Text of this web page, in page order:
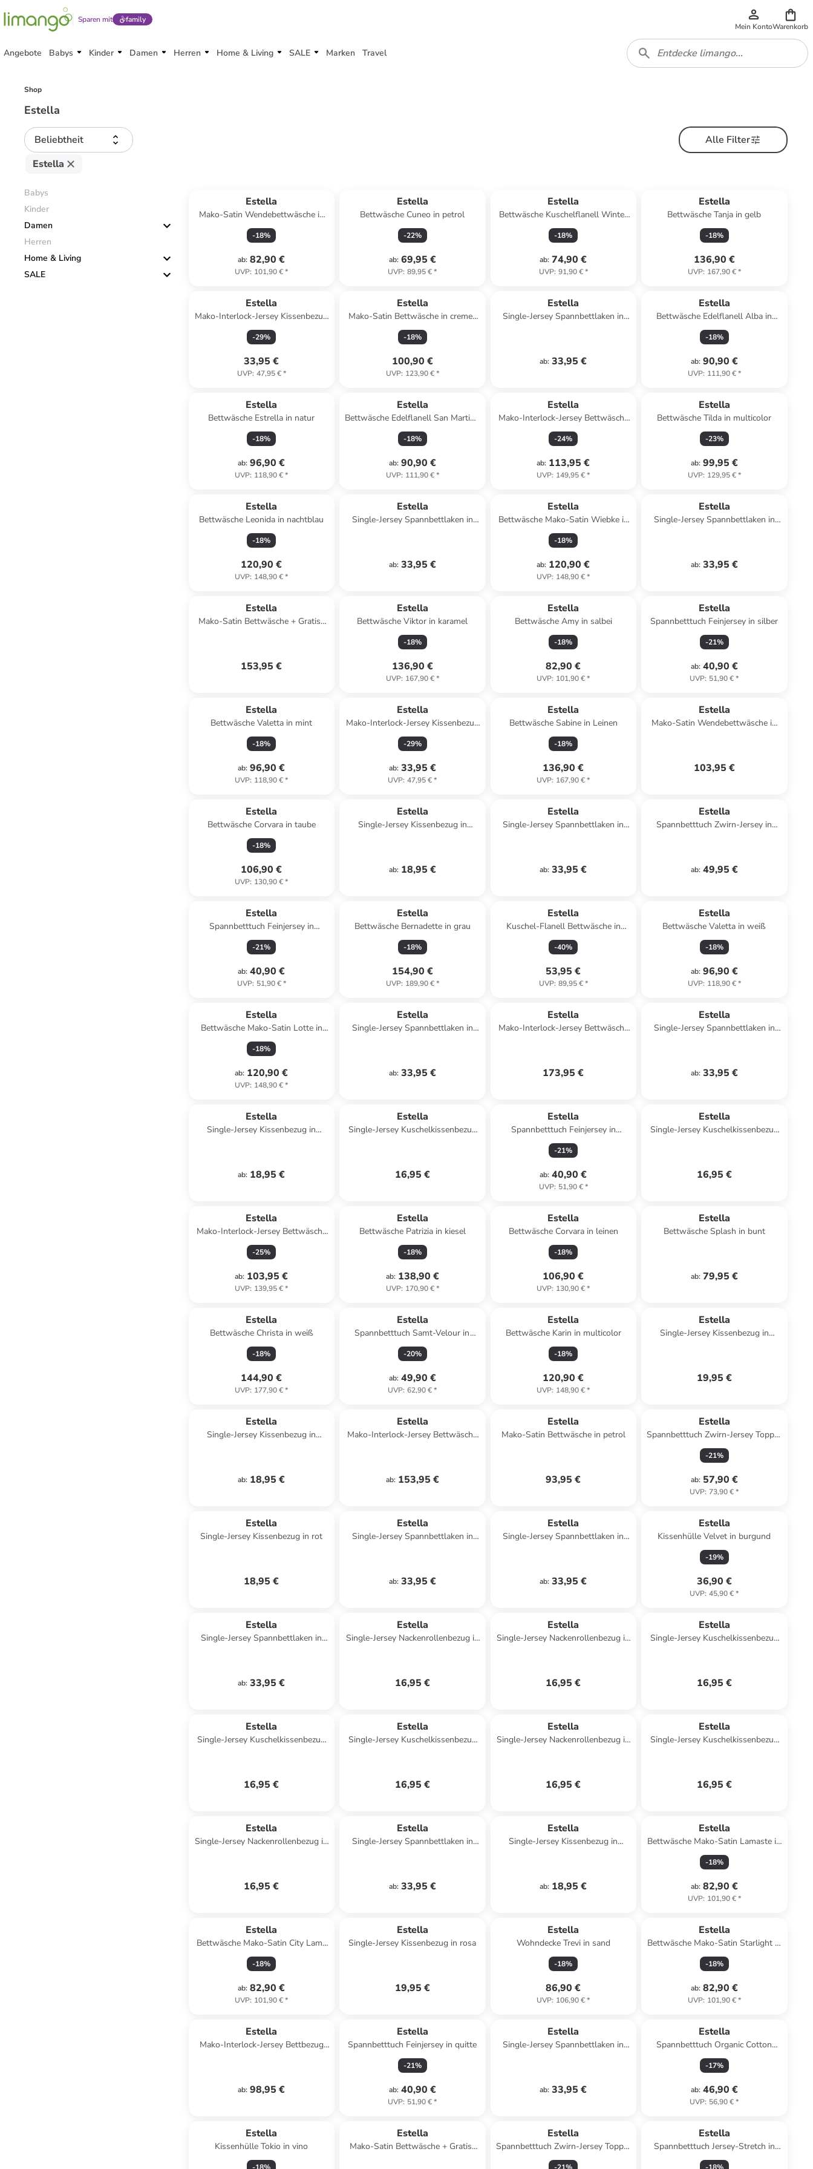
Sparen mit family
Mein KontoWarenkorb
Angebote Babys Kinder Damen Herren Home & Living SALE Marken Travel
Shop
Estella
Beliebtheit
Alle Filter
Estella
Babys
Kinder
Damen
Herren
Home & Living
SALE
Estella
Mako-Satin Wendebettwäsche in
grün
-18%
ab: 82,90 €
UVP: 101,90 €*
Estella
Bettwäsche Cuneo in petrol
-22%
ab: 69,95 €
UVP: 89,95 €*
Estella
Bettwäsche Kuschelflanell Winter
Leaves in gold
-18%
ab: 74,90 €
UVP: 91,90 €*
Estella
Bettwäsche Tanja in gelb
-18%
136,90 €
UVP: 167,90 €*
Estella
Mako-Interlock-Jersey Kissenbezug
in braun-beige-apricot-vanille
-29%
33,95 €
UVP: 47,95 €*
Estella
Mako-Satin Bettwäsche in creme-
mauve
-18%
100,90 €
UVP: 123,90 €*
Estella
Single-Jersey Spannbettlaken in
ab: 33,95 €
Estella
Bettwäsche Edelflanell Alba in
aubergine
-18%
ab: 90,90 €
UVP: 111,90 €*
Estella
Bettwäsche Estrella in natur
-18%
ab: 96,90 €
UVP: 118,90 €*
Estella
Bettwäsche Edelflanell San Martino
in mauve
-18%
ab: 90,90 €
UVP: 111,90 €*
Estella
Mako-Interlock-Jersey Bettwäsche
Melis in lindgrün-apricot
-24%
ab: 113,95 €
UVP: 149,95 €*
Estella
Bettwäsche Tilda in multicolor
-23%
ab: 99,95 €
UVP: 129,95 €*
Estella
Bettwäsche Leonida in nachtblau
-18%
120,90 €
UVP: 148,90 €*
Estella
Single-Jersey Spannbettlaken in
ab: 33,95 €
Estella
Bettwäsche Mako-Satin Wiebke in
grün
-18%
ab: 120,90 €
UVP: 148,90 €*
Estella
Single-Jersey Spannbettlaken in
ab: 33,95 €
Estella
Mako-Satin Bettwäsche + Gratis-
153,95 €
Estella
Bettwäsche Viktor in karamel
-18%
136,90 €
UVP: 167,90 €*
Estella
Bettwäsche Amy in salbei
-18%
82,90 €
UVP: 101,90 €*
Estella
Spannbetttuch Feinjersey in silber
-21%
ab: 40,90 €
UVP: 51,90 €*
Estella
Bettwäsche Valetta in mint
-18%
ab: 96,90 €
UVP: 118,90 €*
Estella
Mako-Interlock-Jersey Kissenbezug
Nika in türkis
-29%
ab: 33,95 €
UVP: 47,95 €*
Estella
Bettwäsche Sabine in Leinen
-18%
136,90 €
UVP: 167,90 €*
Estella
Mako-Satin Wendebettwäsche in
103,95 €
Estella
Bettwäsche Corvara in taube
-18%
106,90 €
UVP: 130,90 €*
Estella
Single-Jersey Kissenbezug in
ab: 18,95 €
Estella
Single-Jersey Spannbettlaken in
ab: 33,95 €
Estella
Spannbetttuch Zwirn-Jersey in
ab: 49,95 €
Estella
Spannbetttuch Feinjersey in
orchidee
-21%
ab: 40,90 €
UVP: 51,90 €*
Estella
Bettwäsche Bernadette in grau
-18%
154,90 €
UVP: 189,90 €*
Estella
Kuschel-Flanell Bettwäsche in
aubergine
-40%
53,95 €
UVP: 89,95 €*
Estella
Bettwäsche Valetta in weiß
-18%
ab: 96,90 €
UVP: 118,90 €*
Estella
Bettwäsche Mako-Satin Lotte in
leinen
-18%
ab: 120,90 €
UVP: 148,90 €*
Estella
Single-Jersey Spannbettlaken in
ab: 33,95 €
Estella
Mako-Interlock-Jersey Bettwäsche
173,95 €
Estella
Single-Jersey Spannbettlaken in
ab: 33,95 €
Estella
Single-Jersey Kissenbezug in
ab: 18,95 €
Estella
Single-Jersey Kuschelkissenbezug
16,95 €
Estella
Spannbetttuch Feinjersey in
maigrün
-21%
ab: 40,90 €
UVP: 51,90 €*
Estella
Single-Jersey Kuschelkissenbezug
16,95 €
Estella
Mako-Interlock-Jersey Bettwäsche
Nika in türkis
-25%
ab: 103,95 €
UVP: 139,95 €*
Estella
Bettwäsche Patrizia in kiesel
-18%
ab: 138,90 €
UVP: 170,90 €*
Estella
Bettwäsche Corvara in leinen
-18%
106,90 €
UVP: 130,90 €*
Estella
Bettwäsche Splash in bunt
ab: 79,95 €
Estella
Bettwäsche Christa in weiß
-18%
144,90 €
UVP: 177,90 €*
Estella
Spannbetttuch Samt-Velour in
weiß
-20%
ab: 49,90 €
UVP: 62,90 €*
Estella
Bettwäsche Karin in multicolor
-18%
120,90 €
UVP: 148,90 €*
Estella
Single-Jersey Kissenbezug in
19,95 €
Estella
Single-Jersey Kissenbezug in
ab: 18,95 €
Estella
Mako-Interlock-Jersey Bettwäsche
ab: 153,95 €
Estella
Mako-Satin Bettwäsche in petrol
93,95 €
Estella
Spannbetttuch Zwirn-Jersey Topper
in leinen
-21%
ab: 57,90 €
UVP: 73,90 €*
Estella
Single-Jersey Kissenbezug in rot
18,95 €
Estella
Single-Jersey Spannbettlaken in
ab: 33,95 €
Estella
Single-Jersey Spannbettlaken in
ab: 33,95 €
Estella
Kissenhülle Velvet in burgund
-19%
36,90 €
UVP: 45,90 €*
Estella
Single-Jersey Spannbettlaken in
ab: 33,95 €
Estella
Single-Jersey Nackenrollenbezug in
16,95 €
Estella
Single-Jersey Nackenrollenbezug in
16,95 €
Estella
Single-Jersey Kuschelkissenbezug
16,95 €
Estella
Single-Jersey Kuschelkissenbezug
16,95 €
Estella
Single-Jersey Kuschelkissenbezug
16,95 €
Estella
Single-Jersey Nackenrollenbezug in
16,95 €
Estella
Single-Jersey Kuschelkissenbezug
16,95 €
Estella
Single-Jersey Nackenrollenbezug in
16,95 €
Estella
Single-Jersey Spannbettlaken in
ab: 33,95 €
Estella
Single-Jersey Kissenbezug in
ab: 18,95 €
Estella
Bettwäsche Mako-Satin Lamaste in
natur
-18%
ab: 82,90 €
UVP: 101,90 €*
Estella
Bettwäsche Mako-Satin City Lama
in blau
-18%
ab: 82,90 €
UVP: 101,90 €*
Estella
Single-Jersey Kissenbezug in rosa
19,95 €
Estella
Wohndecke Trevi in sand
-18%
86,90 €
UVP: 106,90 €*
Estella
Bettwäsche Mako-Satin Starlight in
multicolor
-18%
ab: 82,90 €
UVP: 101,90 €*
Estella
Mako-Interlock-Jersey Bettbezug
ab: 98,95 €
Estella
Spannbetttuch Feinjersey in quitte
-21%
ab: 40,90 €
UVP: 51,90 €*
Estella
Single-Jersey Spannbettlaken in
ab: 33,95 €
Estella
Spannbetttuch Organic Cotton
Feinjersey in verde
-17%
ab: 46,90 €
UVP: 56,90 €*
Estella
Kissenhülle Tokio in vino
Estella
Mako-Satin Bettwäsche + Gratis-
Estella
Spannbetttuch Zwirn-Jersey Topper
in azur
Estella
Spannbetttuch Jersey-Stretch in
grafit